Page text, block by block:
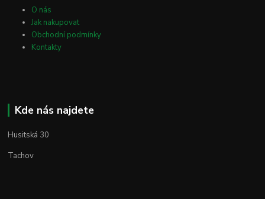
O nás
Jak nakupovat
Obchodní podmínky
Kontakty
Kde nás najdete
Husitská 30
Tachov